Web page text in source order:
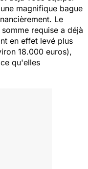
magnifique bague
Le
requise a déjà
en effet levé plus
18.000 euros),
qu'elles